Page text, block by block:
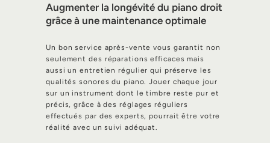
Augmenter la longévité du piano droit
grâce à une maintenance optimale
Un bon service après-vente vous garantit non
seulement des réparations efficaces mais
aussi un entretien régulier qui préserve les
qualités sonores du piano. Jouer chaque jour
sur un instrument dont le timbre reste pur et
précis, grâce à des réglages réguliers
effectués par des experts, pourrait être votre
réalité avec un suivi adéquat.